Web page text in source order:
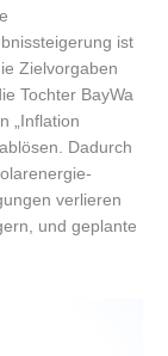
ist
Zielvorgaben
Tochter BayWa
„Inflation
Dadurch
verlieren
und geplante